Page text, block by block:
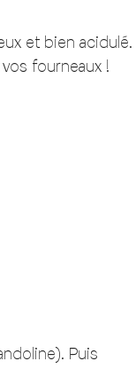
et bien acidulé.
fourneaux !
Puis